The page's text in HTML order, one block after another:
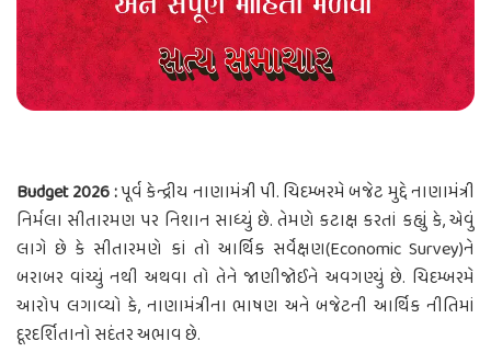
Budget 2026 :પૂર્વ કેન્દ્રીય નાણામંત્રી પી. ચિદમ્બરમે બજેટ મુદ્દે નાણામંત્રી
નિર્મલા સીતારમણ પર નિશાન સાધ્યું છે. તેમણે કટાક્ષ કરતાં કહ્યું કે, એવું
લાગે છે કે સીતારમણે કાં તો આર્થિક સર્વેક્ષણ(Economic Survey)ને
બરાબર વાંચ્યું નથી અથવા તો તેને જાણીજોઈને અવગણ્યું છે. ચિદમ્બરમે
આરોપ લગાવ્યો કે, નાણામંત્રીના ભાષણ અને બજેટની આર્થિક નીતિમાં
દૂરદર્શિતાનો સદંતર અભાવ છે.